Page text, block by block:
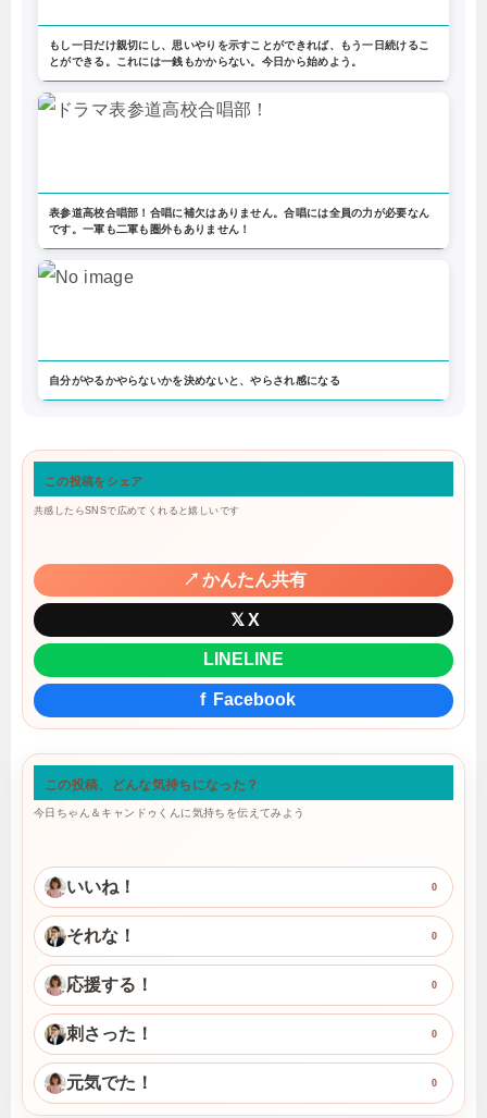
もし一日だけ親切にし、思いやりを示すことができれば、もう一日続けるこ
とができる。これには一銭もかからない。今日から始めよう。
表参道高校合唱部！合唱に補欠はありません。合唱には全員の力が必要なん
です。一軍も二軍も圏外もありません！
自分がやるかやらないかを決めないと、やらされ感になる
この投稿をシェア
共感したらSNSで広めてくれると嬉しいです
↗ かんたん共有
𝕏 X
LINE LINE
f Facebook
この投稿、どんな気持ちになった？
今日ちゃん＆キャンドゥくんに気持ちを伝えてみよう
いいね！ 0
それな！ 0
応援する！ 0
刺さった！ 0
元気でた！ 0